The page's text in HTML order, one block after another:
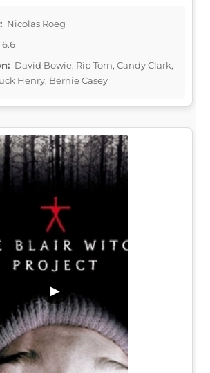
Nicolas Roeg
David Bowie, Rip Torn, Candy Clark,
Henry, Bernie Casey
▶